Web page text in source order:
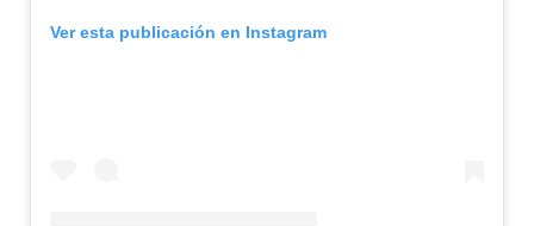
Ver esta publicación en Instagram